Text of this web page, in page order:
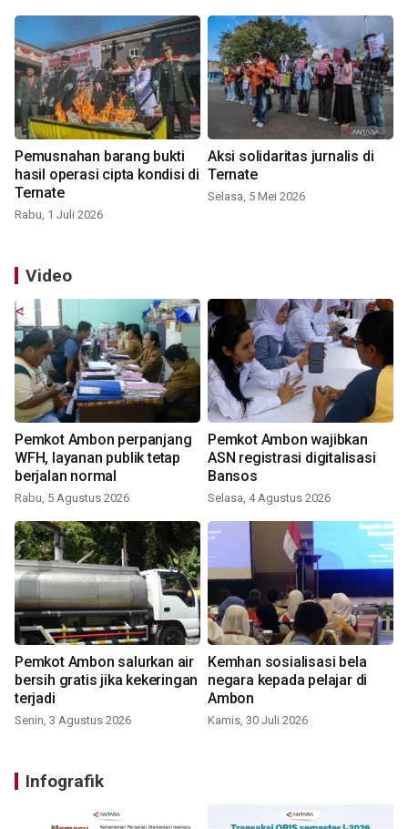
Pemusnahan barang bukti
hasil operasi cipta kondisi di
Ternate
Rabu, 1 Juli 2026
Aksi solidaritas jurnalis di
Ternate
Selasa, 5 Mei 2026
Video
Pemkot Ambon perpanjang
WFH, layanan publik tetap
berjalan normal
Rabu, 5 Agustus 2026
Pemkot Ambon wajibkan
ASN registrasi digitalisasi
Bansos
Selasa, 4 Agustus 2026
Pemkot Ambon salurkan air
bersih gratis jika kekeringan
terjadi
Senin, 3 Agustus 2026
Kemhan sosialisasi bela
negara kepada pelajar di
Ambon
Kamis, 30 Juli 2026
Infografik